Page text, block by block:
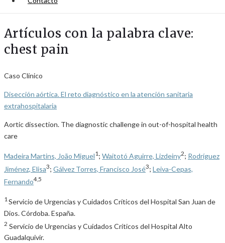
Artículos con la palabra clave:
chest pain
Caso Clínico
Disección aórtica. El reto diagnóstico en la atención sanitaria
extrahospitalaria
Aortic dissection. The diagnostic challenge in out-of-hospital health
care
Madeira Martins, João Miguel1 ; Waitotó Aguirre, Lizdeiny2; Rodríguez
Jiménez, Elisa3; Gálvez Torres, Francisco José3; Leiva-Cepas,
Fernando4,5
1 Servicio de Urgencias y Cuidados Críticos del Hospital San Juan de
Dios. Córdoba. España.
2 Servicio de Urgencias y Cuidados Críticos del Hospital Alto
Guadalquivir.